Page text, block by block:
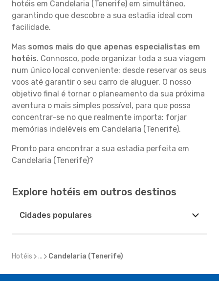
hotéis em Candelaria (Tenerife) em simultâneo,
garantindo que descobre a sua estadia ideal com
facilidade.
Mas somos mais do que apenas especialistas em
hotéis. Connosco, pode organizar toda a sua viagem
num único local conveniente: desde reservar os seus
voos até garantir o seu carro de aluguer. O nosso
objetivo final é tornar o planeamento da sua próxima
aventura o mais simples possível, para que possa
concentrar-se no que realmente importa: forjar
memórias indeléveis em Candelaria (Tenerife).
Pronto para encontrar a sua estadia perfeita em
Candelaria (Tenerife)?
Explore hotéis em outros destinos
Cidades populares
Hotéis ... Candelaria (Tenerife)